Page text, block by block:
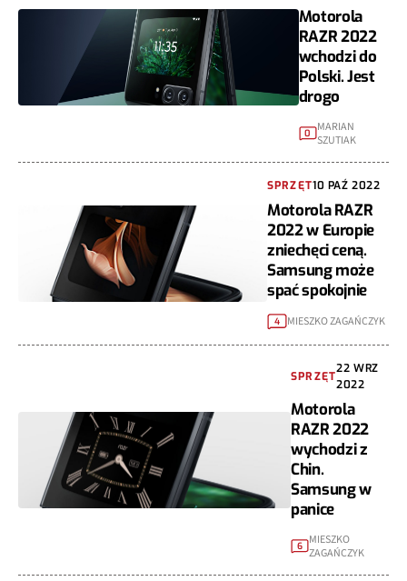
Motorola
RAZR 2022
wchodzi do
Polski. Jest
drogo
0
MARIAN
SZUTIAK
SPRZĘT10 PAŹ 2022
Motorola RAZR
2022 w Europie
zniechęci ceną.
Samsung może
spać spokojnie
4 MIESZKO ZAGAŃCZYK
SPRZĘT
22 WRZ
2022
Motorola
RAZR 2022
wychodzi z
Chin.
Samsung w
panice
6 MIESZKO
ZAGAŃCZYK